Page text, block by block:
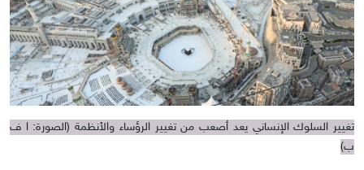
تغيير السلوك الإنساني يعد أصعب من تغيير الرؤساء والأنظمة (الصورة: ا ف
ب)